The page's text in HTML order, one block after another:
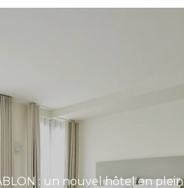
: un nouvel hôtel en plein